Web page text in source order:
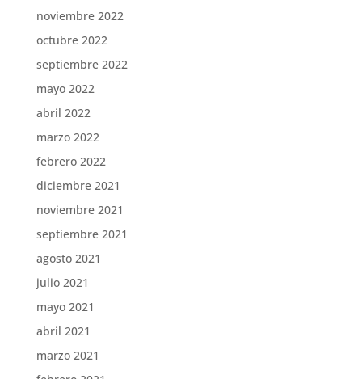
noviembre 2022
octubre 2022
septiembre 2022
mayo 2022
abril 2022
marzo 2022
febrero 2022
diciembre 2021
noviembre 2021
septiembre 2021
agosto 2021
julio 2021
mayo 2021
abril 2021
marzo 2021